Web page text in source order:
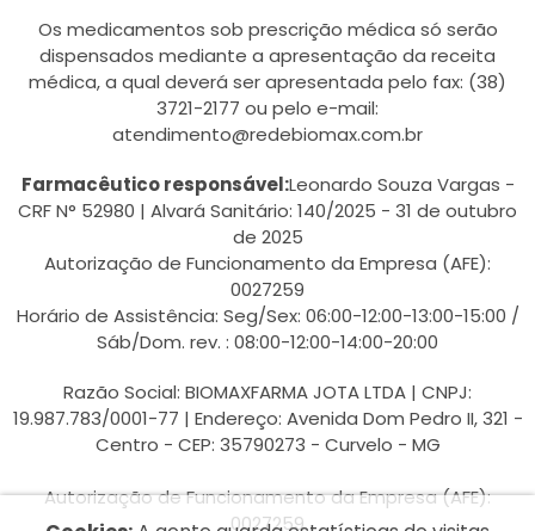
Os medicamentos sob prescrição médica só serão
dispensados mediante a apresentação da receita
médica, a qual deverá ser apresentada pelo fax: (38)
3721-2177 ou pelo e-mail:
atendimento@redebiomax.com.br
Farmacêutico responsável:Leonardo Souza Vargas -
CRF N° 52980 | Alvará Sanitário: 140/2025 - 31 de outubro
de 2025
Autorização de Funcionamento da Empresa (AFE):
0027259
Horário de Assistência: Seg/Sex: 06:00-12:00-13:00-15:00 /
Sáb/Dom. rev. : 08:00-12:00-14:00-20:00
Razão Social: BIOMAXFARMA JOTA LTDA | CNPJ:
19.987.783/0001-77 | Endereço: Avenida Dom Pedro II, 321 -
Centro - CEP: 35790273 - Curvelo - MG
Autorização de Funcionamento da Empresa (AFE):
0027259